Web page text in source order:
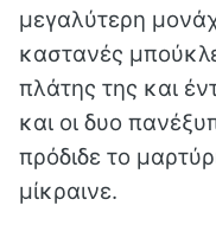
μεγαλύτερη
καστανές
πλάτης της και
και οι δυο
πρόδιδε το
μίκραινε.